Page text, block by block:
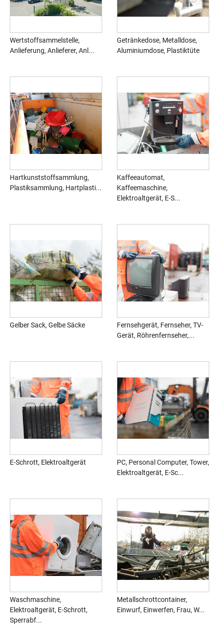
Wertstoffsammelstelle,
Anlieferung, Anlieferer, Anl...
Getränkedose, Metalldose,
Aluminiumdose, Plastiktüte
Hartkunststoffsammlung,
Plastiksammlung, Hartplasti...
Kaffeeautomat,
Kaffeemaschine,
Elektroaltgerät, E-S...
Gelber Sack, Gelbe Säcke
Fernsehgerät, Fernseher, TV-
Gerät, Röhrenfernseher,...
E-Schrott, Elektroaltgerät
PC, Personal Computer, Tower,
Elektroaltgerät, E-Sc...
Waschmaschine,
Elektroaltgerät, E-Schrott,
Sperrabf...
Metallschrottcontainer,
Einwurf, Einwerfen, Frau, W...